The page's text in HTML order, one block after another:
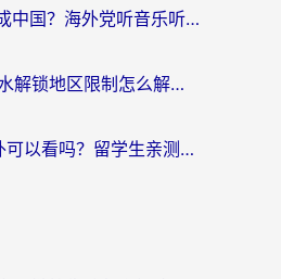
网易云ip怎么改成中国？海外党听音乐听书的无痛解决方案
海外党必看：汽水解锁地区限制怎么解除？3招解决国内影音&生活服务难题
央视影音VIP海外可以看吗？留学生亲测有效的回国加速器选择指南